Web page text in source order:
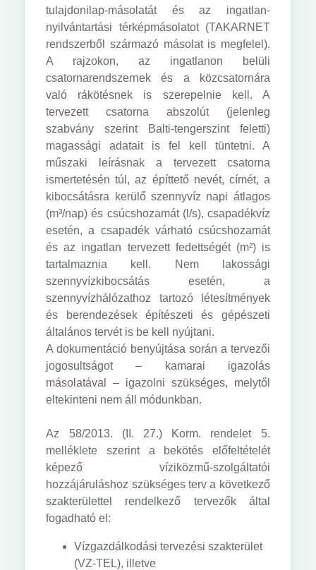
tulajdonilap-másolatát és az ingatlan-
nyilvántartási térképmásolatot (TAKARNET
rendszerből származó másolat is megfelel).
A rajzokon, az ingatlanon belüli
csatornarendszernek és a közcsatornára
való rákötésnek is szerepelnie kell. A
tervezett csatorna abszolút (jelenleg
szabvány szerint Balti-tengerszint feletti)
magassági adatait is fel kell tüntetni. A
műszaki leírásnak a tervezett csatorna
ismertetésén túl, az építtető nevét, címét, a
kibocsátásra kerülő szennyvíz napi átlagos
(m³/nap) és csúcshozamát (l/s), csapadékvíz
esetén, a csapadék várható csúcshozamát
és az ingatlan tervezett fedettségét (m²) is
tartalmaznia kell. Nem lakossági
szennyvízkibocsátás esetén, a
szennyvízhálózathoz tartozó létesítmények
és berendezések építészeti és gépészeti
általános tervét is be kell nyújtani.
A dokumentáció benyújtása során a tervezői
jogosultságot – kamarai igazolás
másolatával – igazolni szükséges, melytől
eltekinteni nem áll módunkban.
Az 58/2013. (II. 27.) Korm. rendelet 5.
melléklete szerint a bekötés előfeltételét
képező víziközmű-szolgáltatói
hozzájáruláshoz szükséges terv a következő
szakterülettel rendelkező tervezők által
fogadható el:
Vízgazdálkodási tervezési szakterület
(VZ-TEL), illetve